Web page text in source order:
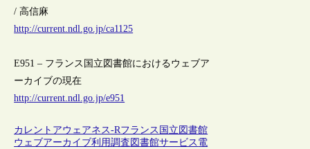
/ 高信麻
http://current.ndl.go.jp/ca1125
E951 – フランス国立図書館におけるウェブア
ーカイブの現在
http://current.ndl.go.jp/e951
カレントアウェアネス-Rフランス 国立図書館
ウェブアーカイブ利用調査 図書館サービス 電